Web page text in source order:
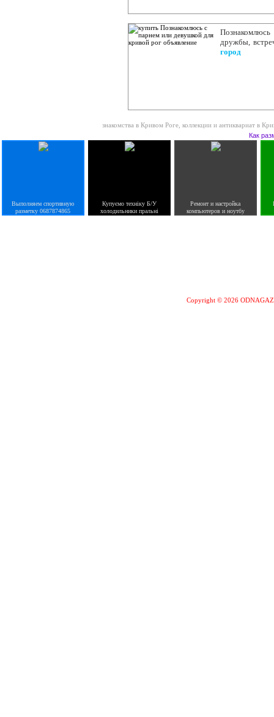
дружбы,
город
знакомства в Кривом Роге ,коллекции и антиквариат в
Как
Выполняем спортивную
разметку 0687874865
Купуємо техніку Б/У
холодильники пральні
Ремонт и настройка
компьютеров и ноутбу
Copyright © 2026